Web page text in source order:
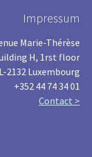
Impressum
Marie-Thérèse
H, 1rst floor
L-2132 Luxembourg
+352 44 74 34 01
Contact >